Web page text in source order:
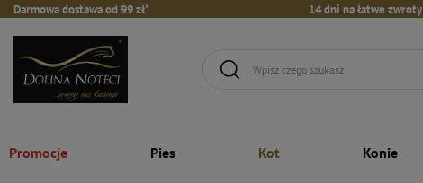
Darmowa dostawa od 99 zł* 14 dni na łatwe zwroty
Promocje Pies Kot Konie